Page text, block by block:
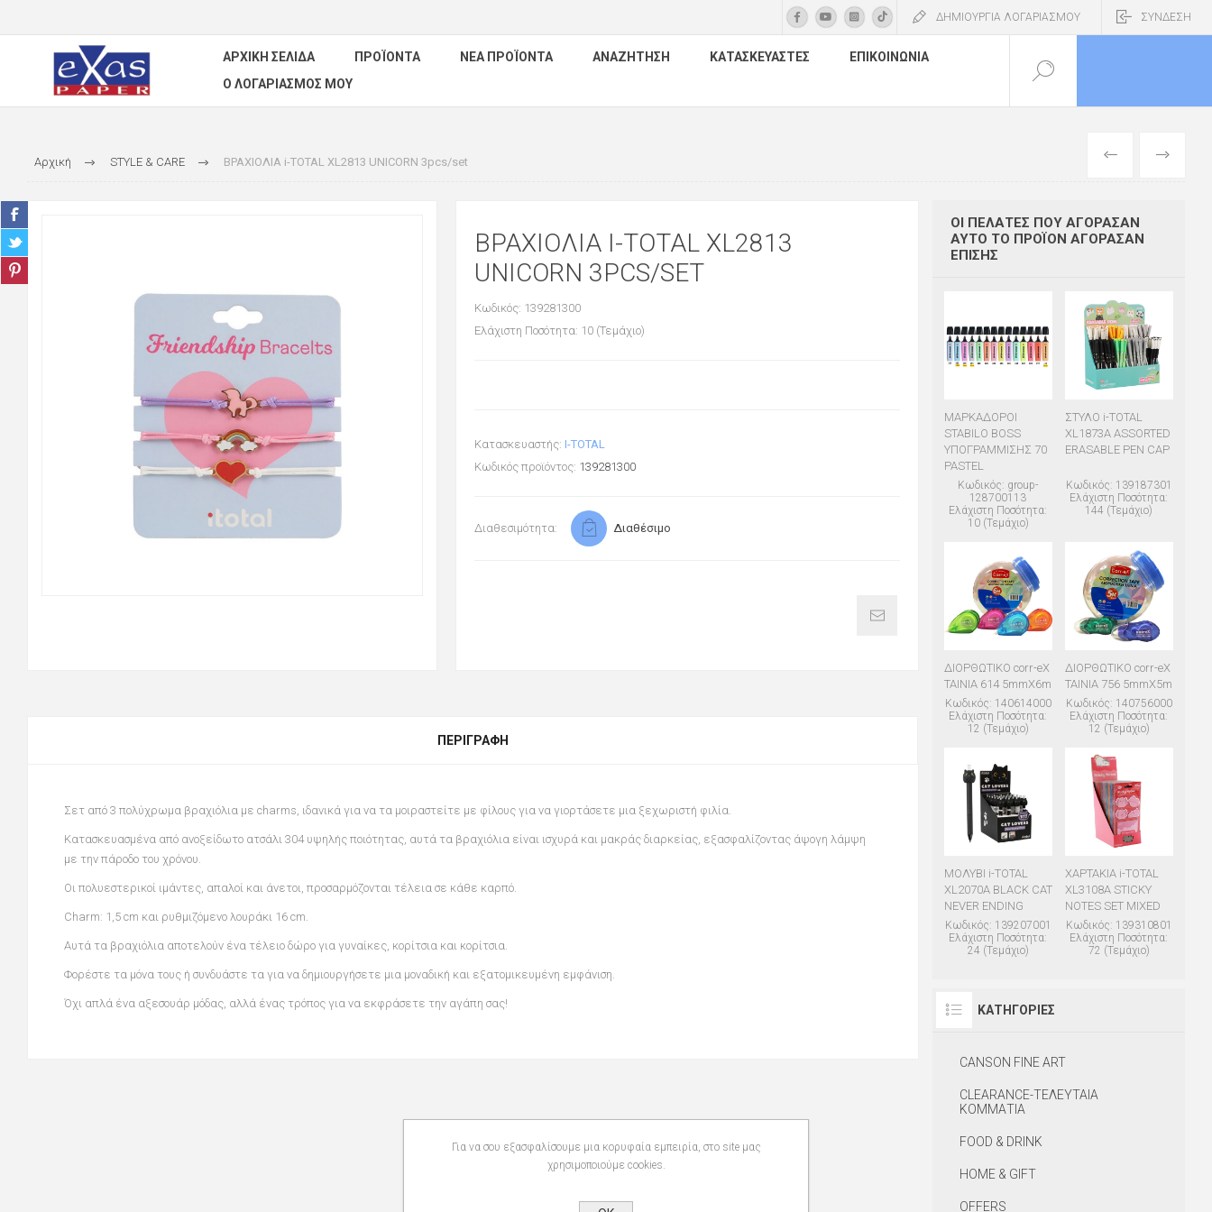
ΔΗΜΙΟΥΡΓΙΑ ΛΟΓΑΡΙΑΣΜΟΥ ΣΥΝΔΕΣΗ
ΑΡΧΙΚΉ ΣΕΛΊΔΑ ΠΡΟΪΌΝΤΑ ΝΈΑ ΠΡΟΪΌΝΤΑ ΑΝΑΖΉΤΗΣΗ ΚΑΤΑΣΚΕΥΑΣΤΈΣ
ΕΠΙΚΟΙΝΩΝΊΑ
Ο ΛΟΓΑΡΙΑΣΜΌΣ ΜΟΥ
Αρχική STYLE & CARE ΒΡΑΧΙΟΛΙΑ i-TOTAL XL2813 UNICORN 3pcs/set ΕΠΌΜΕΝΟ
ΒΡΑΧΙΟΛΙΑ I-TOTAL XL2813
UNICORN 3PCS/SET
Κωδικός: 139281300
Ελάχιστη Ποσότητα: 10 (Τεμάχιο)
Κατασκευαστής: I-TOTAL
Κωδικός προϊόντος: 139281300
Διαθεσιμότητα: Διαθέσιμο
ΠΕΡΙΓΡΑΦΉ
Σετ από 3 πολύχρωμα βραχιόλια με charms, ιδανικά για να τα μοιραστείτε με φίλους για να γιορτάσετε μια ξεχωριστή φιλία.
Κατασκευασμένα από ανοξείδωτο ατσάλι 304 υψηλής ποιότητας, αυτά τα βραχιόλια είναι ισχυρά και μακράς διαρκείας, εξασφαλίζοντας άψογη λάμψη
με την πάροδο του χρόνου.
Οι πολυεστερικοί ιμάντες, απαλοί και άνετοι, προσαρμόζονται τέλεια σε κάθε καρπό.
Charm: 1,5 cm και ρυθμιζόμενο λουράκι 16 cm.
Aυτά τα βραχιόλια αποτελούν ένα τέλειο δώρο για γυναίκες, κορίτσια και κορίτσια.
Φορέστε τα μόνα τους ή συνδυάστε τα για να δημιουργήσετε μια μοναδική και εξατομικευμένη εμφάνιση.
Όχι απλά ένα αξεσουάρ μόδας, αλλά ένας τρόπος για να εκφράσετε την αγάπη σας!
ΟΙ ΠΕΛΆΤΕΣ ΠΟΥ ΑΓΌΡΑΣΑΝ
ΑΥΤΌ ΤΟ ΠΡΟΪΌΝ ΑΓΌΡΑΣΑΝ
ΕΠΊΣΗΣ
ΜΑΡΚΑΔΟΡΟΙ
STABILO BOSS
ΥΠΟΓΡΑΜΜΙΣΗΣ 70
PASTEL
Κωδικός: group-
128700113
Ελάχιστη Ποσότητα:
10 (Τεμάχιο)
ΣΤΥΛΟ i-TOTAL
XL1873A ASSORTED
ERASABLE PEN CAP
Κωδικός: 139187301
Ελάχιστη Ποσότητα:
144 (Τεμάχιο)
ΔΙΟΡΘΩΤΙΚΟ corr-eX
ΤΑΙΝΙΑ 614 5mmX6m
Κωδικός: 140614000
Ελάχιστη Ποσότητα:
12 (Τεμάχιο)
ΔΙΟΡΘΩΤΙΚΟ corr-eX
ΤΑΙΝΙΑ 756 5mmX5m
Κωδικός: 140756000
Ελάχιστη Ποσότητα:
12 (Τεμάχιο)
ΜΟΛΥΒΙ i-TOTAL
XL2070A BLACK CAT
NEVER ENDING
Κωδικός: 139207001
Ελάχιστη Ποσότητα:
24 (Τεμάχιο)
ΧΑΡΤΑΚΙΑ i-TOTAL
XL3108A STICKY
NOTES SET MIXED
Κωδικός: 139310801
Ελάχιστη Ποσότητα:
72 (Τεμάχιο)
ΚΑΤΗΓΟΡΊΕΣ
CANSON FINE ART
CLEARANCE-ΤΕΛΕΥΤΑΙΑ
ΚΟΜΜΑΤΙΑ
FOOD & DRINK
HOME & GIFT
OFFERS
Για να σου εξασφαλίσουμε μια κορυφαία εμπειρία, στο site μας
χρησιμοποιούμε cookies.